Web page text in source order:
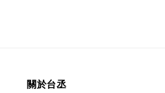
關於台丞